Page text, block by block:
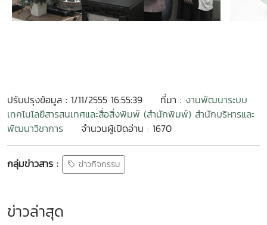
ปรับปรุงข้อมูล : 1/11/2555 16:55:39 ที่มา : งานพัฒนาระบบ
เทคโนโลยีสารสนเทศและสื่อสิ่งพิมพ์ (สำนักพิมพ์) สำนักบริหารและ
พัฒนาวิชาการ
จำนวนผู้เปิดอ่าน : 1670
กลุ่มข่าวสาร : ข่าวกิจกรรม
ข่าวล่าสุด